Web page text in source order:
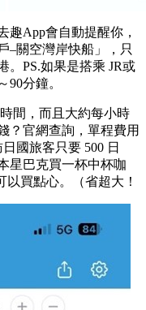
趣App會自動提醒你，
–關空灣岸快船」，只
。PS.如果是搭乘 JR或
90分鐘。
間，而且大約每小時
？官網查詢，單程費用
國旅客只要 500 日
星巴克買一杯中杯咖
以買點心。（省超大！